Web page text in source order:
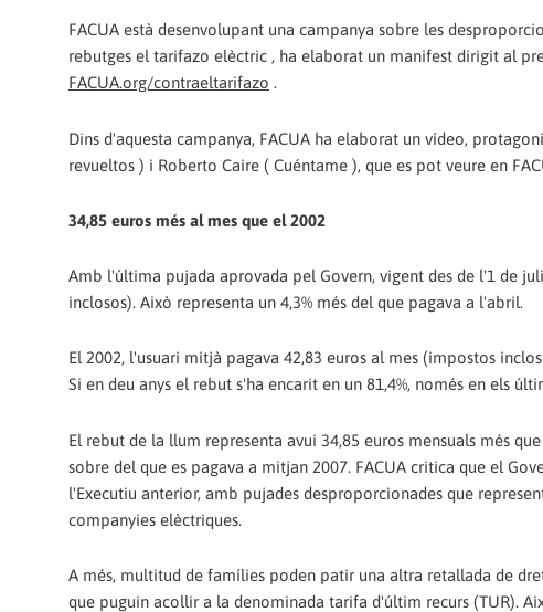
FACUA està desenvolupant una campanya sobre les
rebutges el tarifazo elèctric , ha elaborat un manifest dirigit al
FACUA.org/contraeltarifazo .
Dins d'aquesta campanya, FACUA ha elaborat un vídeo,
revueltos ) i Roberto Caire ( Cuéntame ), que es pot veure en
34,85 euros més al mes que el 2002
Amb l'última pujada aprovada pel Govern, vigent des de l'1 de
inclosos). Això representa un 4,3% més del que pagava a l'abril.
El 2002, l'usuari mitjà pagava 42,83 euros al mes (impostos
Si en deu anys el rebut s'ha encarit en un 81,4%, només en els
El rebut de la llum representa avui 34,85 euros mensuals més
sobre del que es pagava a mitjan 2007. FACUA critica que el
l'Executiu anterior, amb pujades desproporcionades que
companyies elèctriques.
A més, multitud de famílies poden patir una altra retallada de
que puguin acollir a la denominada tarifa d'últim recurs (TUR).